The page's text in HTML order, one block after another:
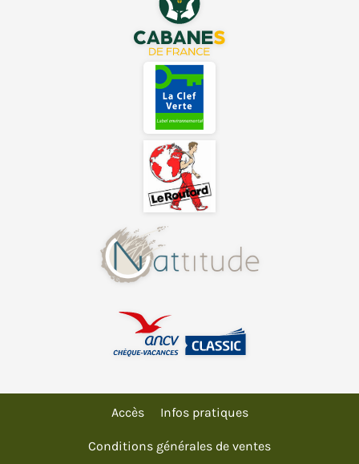
Accès Infos pratiques
Conditions générales de ventes